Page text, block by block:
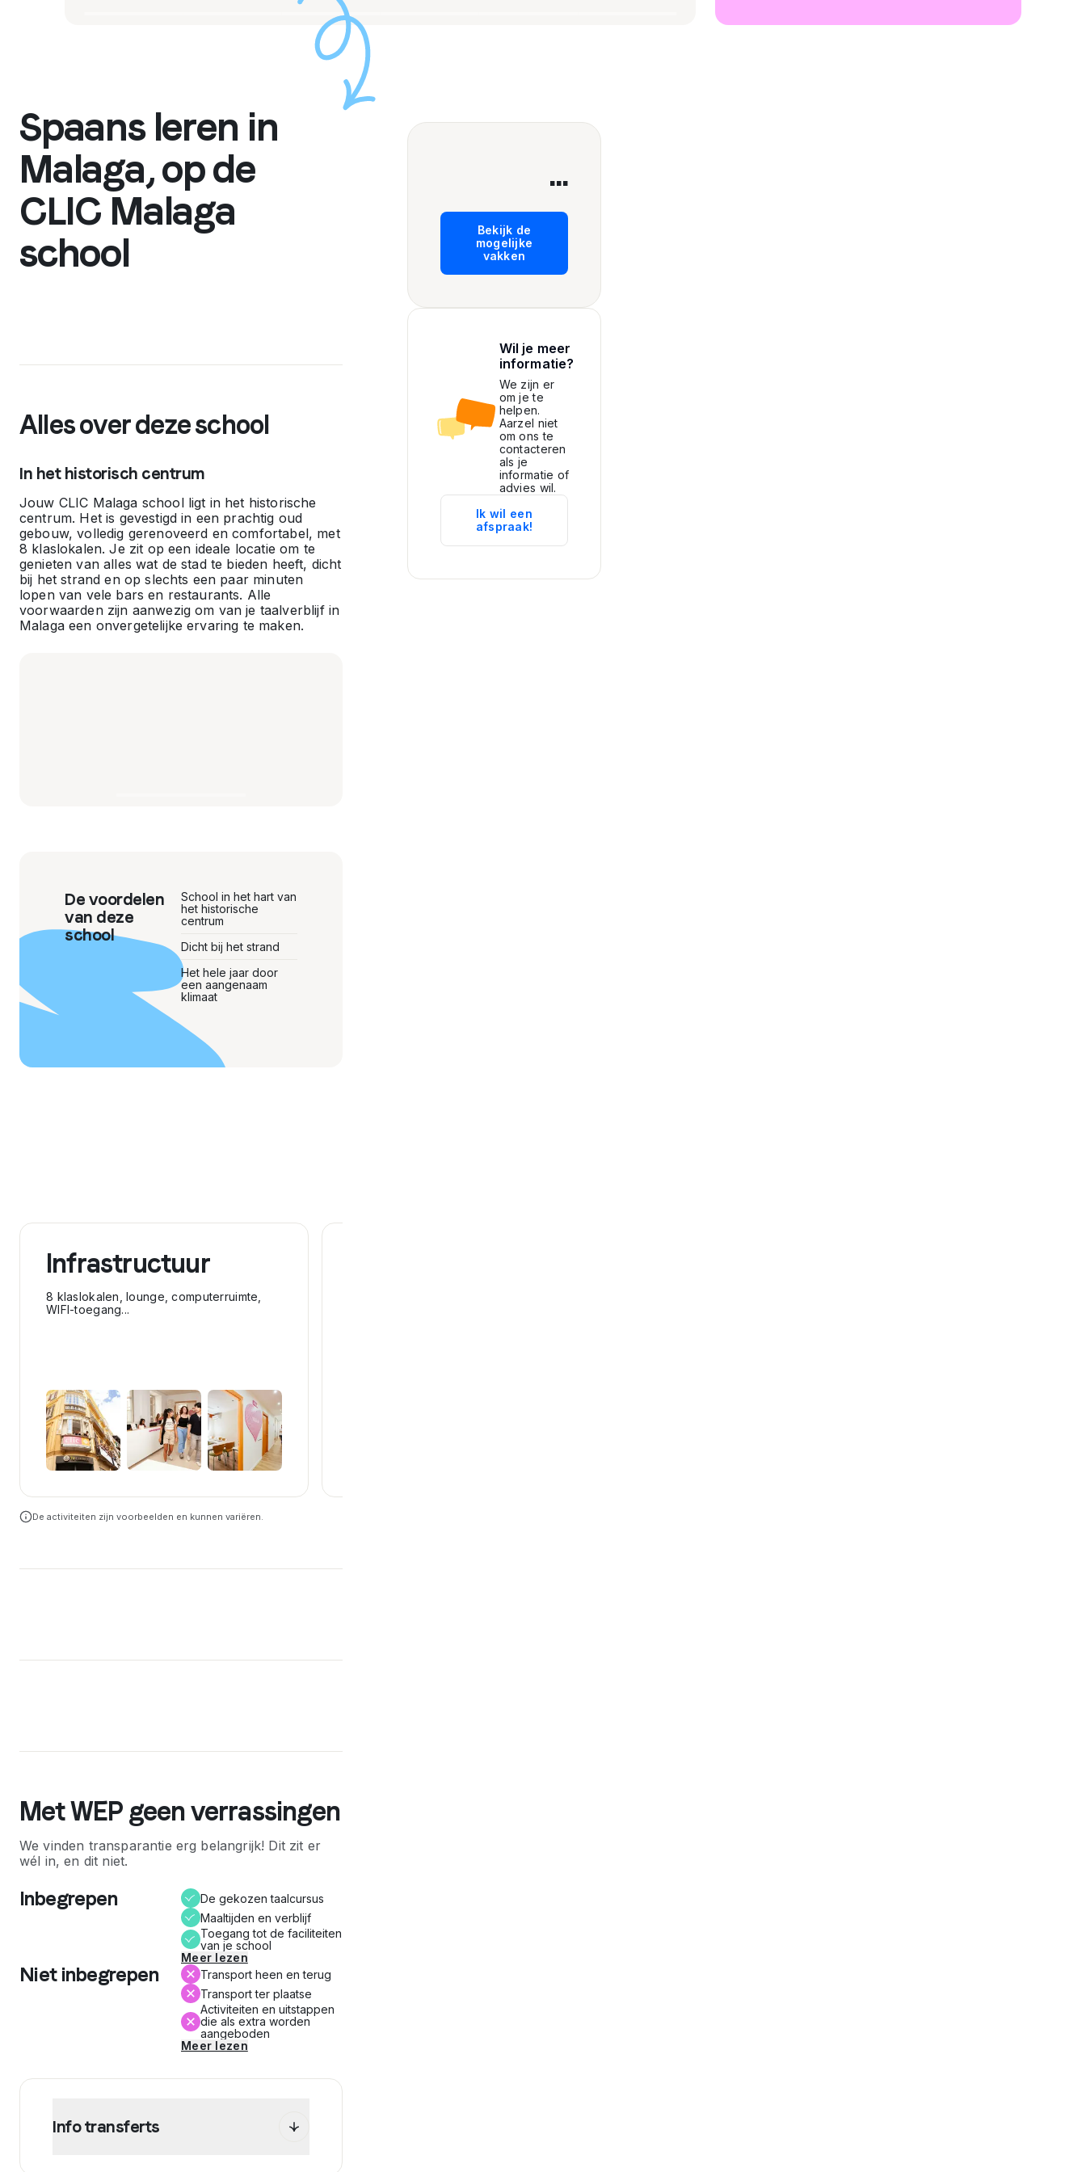
Spaans leren in
Malaga, op de
CLIC Malaga
school
Alles over deze school
In het historisch centrum
Jouw CLIC Malaga school ligt in het historische
centrum. Het is gevestigd in een prachtig oud
gebouw, volledig gerenoveerd en comfortabel, met
8 klaslokalen. Je zit op een ideale locatie om te
genieten van alles wat de stad te bieden heeft, dicht
bij het strand en op slechts een paar minuten
lopen van vele bars en restaurants. Alle
voorwaarden zijn aanwezig om van je taalverblijf in
Malaga een onvergetelijke ervaring te maken.
De voordelen
van deze
school
School in het hart van
het historische
centrum
Dicht bij het strand
Het hele jaar door
een aangenaam
klimaat
...
Bekijk de
mogelijke
vakken
Wil je meer
informatie?
We zijn er
om je te
helpen.
Aarzel niet
om ons te
contacteren
als je
informatie of
advies wil.
Ik wil een
afspraak!
Infrastructuur
8 klaslokalen, lounge, computerruimte,
WIFI-toegang...
De activiteiten zijn voorbeelden en kunnen variëren.
Met WEP geen verrassingen
We vinden transparantie erg belangrijk! Dit zit er
wél in, en dit niet.
Inbegrepen
De gekozen taalcursus
Maaltijden en verblijf
Toegang tot de faciliteiten
van je school
Meer lezen
Niet inbegrepen
Transport heen en terug
Transport ter plaatse
Activiteiten en uitstappen
die als extra worden
aangeboden
Meer lezen
Info transferts